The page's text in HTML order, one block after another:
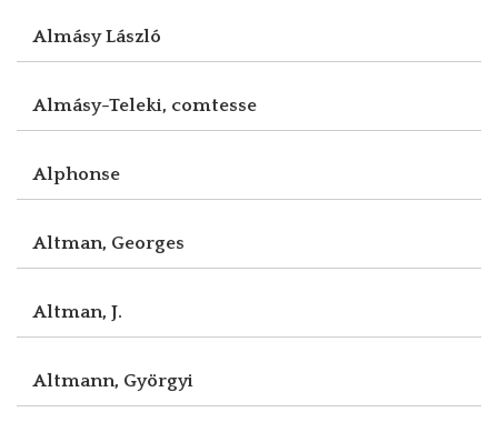
Almásy László
Almásy-Teleki, comtesse
Alphonse
Altman, Georges
Altman, J.
Altmann, Györgyi